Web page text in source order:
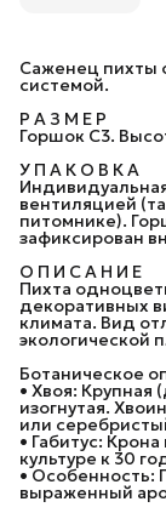
Саженец пихты
системой.
Р А З М Е Р
Горшок C3.
У П А К О В К А
вентиляцией
питомнике).
зафиксирован
О П И С А Н И Е
Пихта
декоративных
климата. Вид
экологической
Ботаническое
• Хвоя: Крупная
изогнутая.
или
• Габитус:
культуре к 30
• Особенность:
выраженный